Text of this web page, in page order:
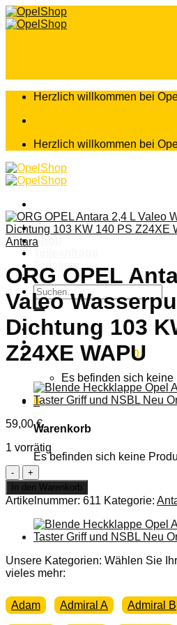
Zum
Inhalt
Herzlich willkommen bei
Herzlich willkommen bei
Home
Shop
Teileliste
Suchen
nach:
Anmelden
Warenkorb /0,00€ 0
Es befinden sich
0
Warenkorb
Es befinden sich keine
Antara
ORG OPEL
Valeo
Dichtung 103
Z24XE WAPU
59,00€
1 vorrätig
ORG
OPEL
Antara
2,4
Valeo
Wasserpumpe
inkl
Dichtung
KW
140
In den Warenkorb
Artikelnummer: 611 Kategorie:
Unsere Kategorien: Wählen Sie
vieles mehr:
Adam Admiral A Admiral B